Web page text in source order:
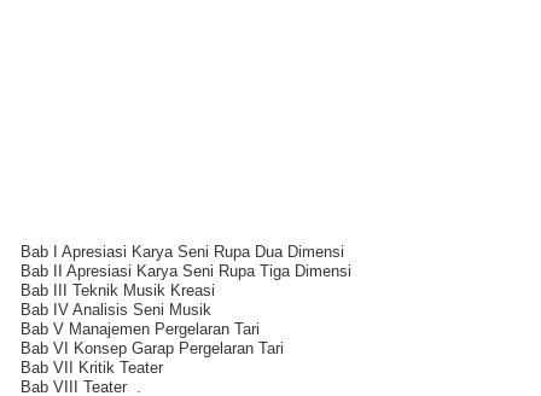
Bab I Apresiasi Karya Seni Rupa Dua Dimensi
Bab II Apresiasi Karya Seni Rupa Tiga Dimensi
Bab III Teknik Musik Kreasi
Bab IV Analisis Seni Musik
Bab V Manajemen Pergelaran Tari
Bab VI Konsep Garap Pergelaran Tari
Bab VII Kritik Teater
Bab VIII Teater .